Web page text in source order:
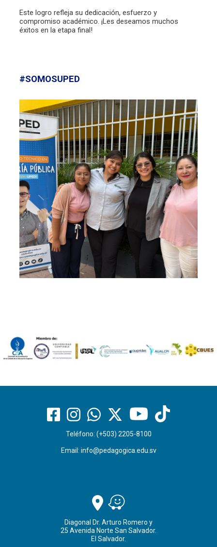
Este logro refleja su dedicación, esfuerzo y
compromiso académico. ¡Les deseamos muchos
éxitos en la etapa final!
#SOMOSUPED
Teléfono: (+503) 2205-8100
Email: info@pedagogica.edu.sv
Diagonal Dr. Arturo Romero y
25 Avenida Norte San Salvador.
El Salvador.